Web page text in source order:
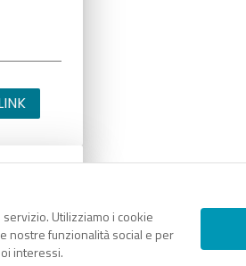
Utilizziamo i cookie
nostre funzionalità social e per
interessi.